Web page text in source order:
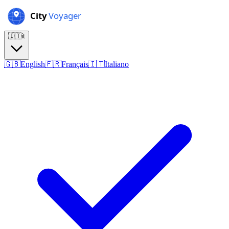
🇮🇹it
🇬🇧English🇫🇷Français🇮🇹Italiano